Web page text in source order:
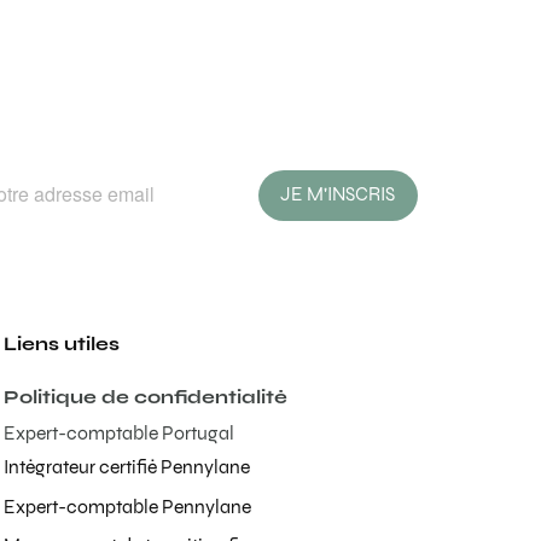
JE M'INSCRIS
Liens utiles
Politique de confidentialité
Expert-comptable Portugal
Intégrateur certifié Pennylane
Expert-comptable Pennylane